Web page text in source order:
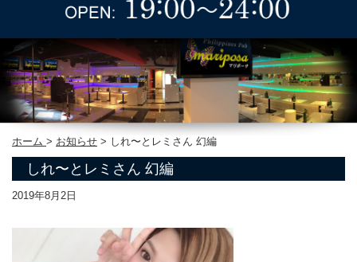
ホーム > お知らせ > しれ〜とレミさん 幻編
しれ〜とレミさん 幻編
2019年8月2日